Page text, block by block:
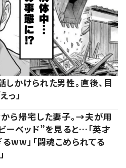
かけられた男性。直後、目
っ」
ら帰宅した妻子。→夫が用
ーベッド”を見ると…「英才
ww」「闘魂こめられてる